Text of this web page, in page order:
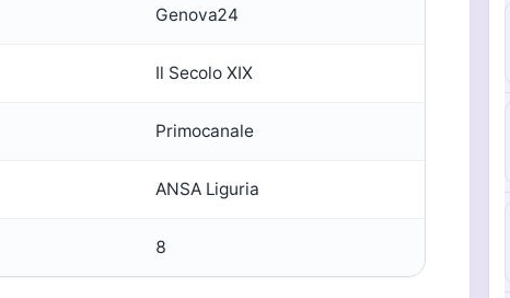
Genova24
Il Secolo XIX
Primocanale
ANSA Liguria
8